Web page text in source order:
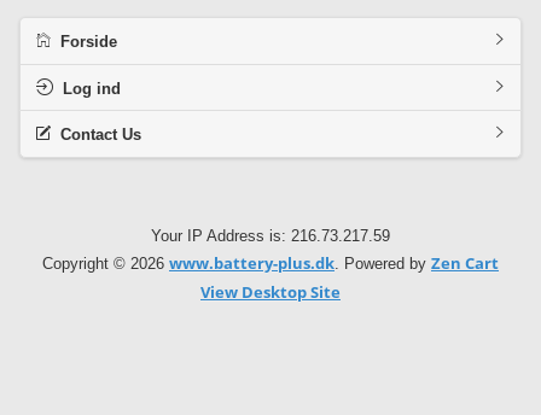
Forside
Log ind
Contact Us
Your IP Address is: 216.73.217.59
Copyright © 2026 www.battery-plus.dk. Powered by Zen Cart
View Desktop Site